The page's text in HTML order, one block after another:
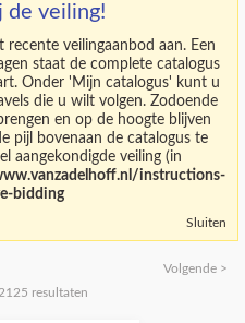
de veiling!
veilingaanbod aan. Een
staat de complete catalogus
Onder 'Mijn catalogus' kunt u
die u wilt volgen. Zodoende
en op de hoogte blijven
pijl bovenaan de catalogus te
aangekondigde veiling (in
instructions-
bidding
Sluiten
Volgende >
resultaten